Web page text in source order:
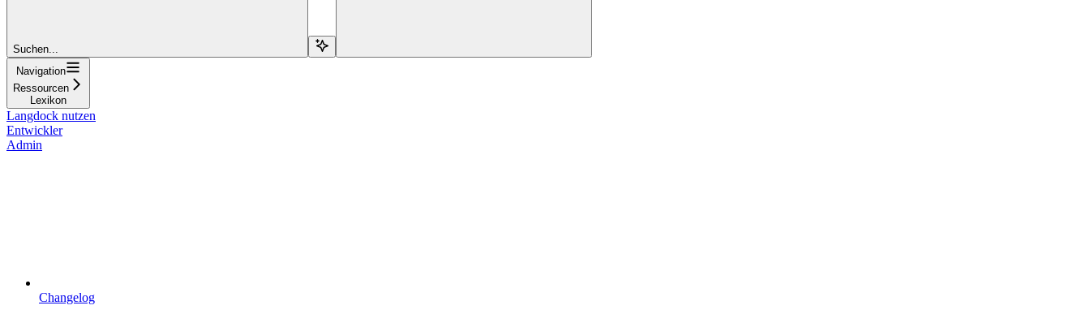
Suchen...
Navigation
Ressourcen
Lexikon
Langdock nutzen
Entwickler
Admin
Changelog